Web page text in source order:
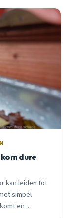
dure
kan leiden tot
simpel
en